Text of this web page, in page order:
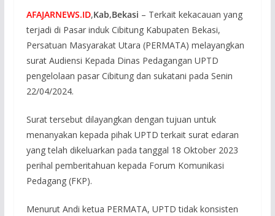
AFAJARNEWS.ID,Kab,Bekasi – Terkait kekacauan yang
terjadi di Pasar induk Cibitung Kabupaten Bekasi,
Persatuan Masyarakat Utara (PERMATA) melayangkan
surat Audiensi Kepada Dinas Pedagangan UPTD
pengelolaan pasar Cibitung dan sukatani pada Senin
22/04/2024.
Surat tersebut dilayangkan dengan tujuan untuk
menanyakan kepada pihak UPTD terkait surat edaran
yang telah dikeluarkan pada tanggal 18 Oktober 2023
perihal pemberitahuan kepada Forum Komunikasi
Pedagang (FKP).
Menurut Andi ketua PERMATA, UPTD tidak konsisten